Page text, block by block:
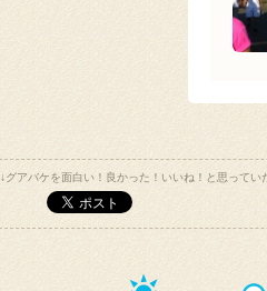
↓グアバケを面白い！良かった！いいね！と思って